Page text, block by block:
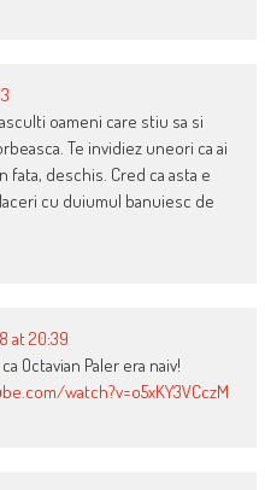
oameni care stiu sa si
Te invidiez uneori ca ai
deschis. Cred ca asta e
cu duiumul banuiesc de
at 20:39
Octavian Paler era naiv!
watch?v=o5xKY3VCczM